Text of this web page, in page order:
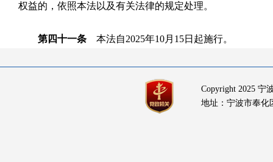
权益的，依照本法以及有关法律的规定处理。
第四十一条 本法自2025年10月15日起施行。
Copyright 2025 宁
地址：宁波市奉化